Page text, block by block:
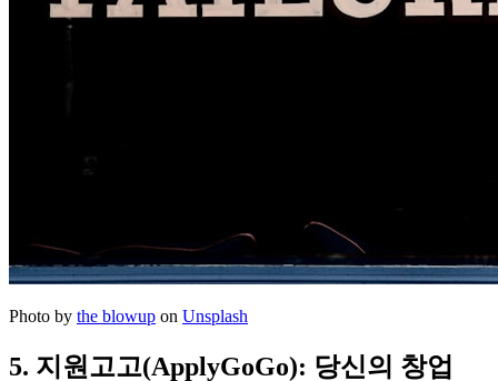
Photo by the blowup on Unsplash
5. 지원고고(ApplyGoGo): 당신의 창업